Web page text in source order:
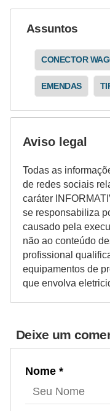
Assuntos
CONECTOR
EMENDAS
Aviso legal
Todas as
de redes sociais
caráter
se responsabiliza
causado pela
não ao conteúdo
profissional
equipamentos de
que envolva
Deixe um
Nome *
d